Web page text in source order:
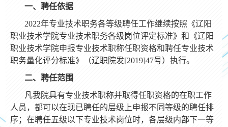
一、聘任依据
2022年专业技术职务各等级聘任工作继续按照《辽阳
职业技术学院专业技术职务各级岗位评定标准》和《辽阳
职业技术学院申报专业技术职称任职资格和聘任专业技术
职务量化评分标准》（辽职院发[2019]47号）执行。
二、聘任范围
凡我院具有专业技术职称并取得任职资格的在职工作
人员，都可以在现已聘任的层级上申报不同等级的聘任排
序；在聘任五级以下专业技术岗位时，各层级内部下一等